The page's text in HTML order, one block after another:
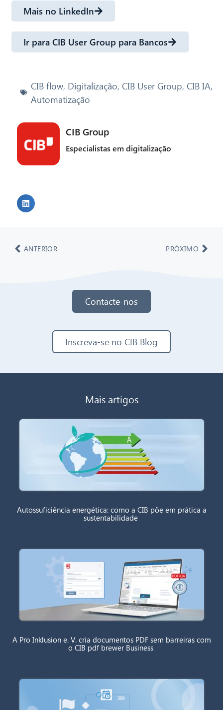
Mais no LinkedIn
Ir para CIB User Group para Bancos
CIB flow, Digitalização, CIB User Group, CIB IA,
Automatização
CIB Group
Especialistas em digitalização
ANTERIOR PRÓXIMO
Contacte-nos
Inscreva-se no CIB Blog
Mais artigos
Autossuficiência energética: como a CIB põe em prática a
sustentabilidade
A Pro Inklusion e. V. cria documentos PDF sem barreiras com
o CIB pdf brewer Business